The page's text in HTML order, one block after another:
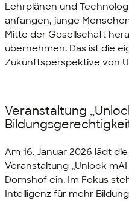
Lehrplänen und
anfangen, junge
Mitte der Gesellschaft
übernehmen. Das ist die
Zukunftsperspektive von
Veranstaltung
Am 16. Januar 2026 lädt
Veranstaltung „Unlock
Domshof ein. Im Fokus
Intelligenz für mehr